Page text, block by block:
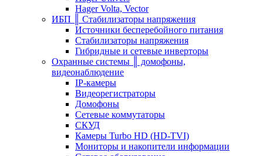
Hager Volta, Vector
ИБП ║ Стабилизаторы напряжения
Источники бесперебойного питания
Стабилизаторы напряжения
Гибридные и сетевые инверторы
Охранные системы ║ домофоны,
видеонаблюдение
IP-камеры
Видеорегистраторы
Домофоны
Сетевые коммутаторы
СКУД
Камеры Turbo HD (HD-TVI)
Мониторы и накопители информации